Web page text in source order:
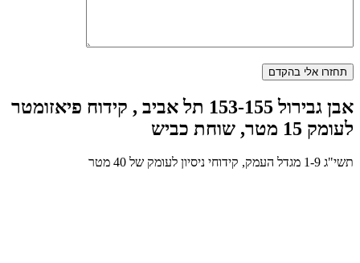
אבן גבירול 153-155 תל אביב , קידוח פיאזומטר
לעומק 15 מטר, שוחת כביש
תשי"ג 1-9 מגדל העמק, קידוחי ניסיון לעומק של 40 מטר